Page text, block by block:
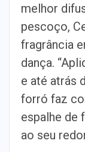
melhor
pescoço,
fragrância
dança.
e até atrás
forró faz
espalhe de
ao seu